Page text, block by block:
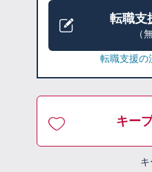
転職支
（
転職支援の
キー